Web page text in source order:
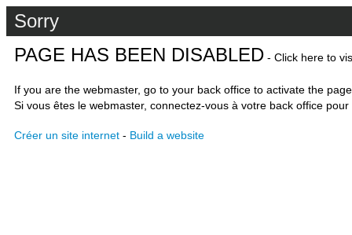
Sorry
PAGE HAS BEEN DISABLED - Click here to
If you are the webmaster, go to your back office to activate the
Si vous êtes le webmaster, connectez-vous à votre back office
Créer un site internet - Build a website